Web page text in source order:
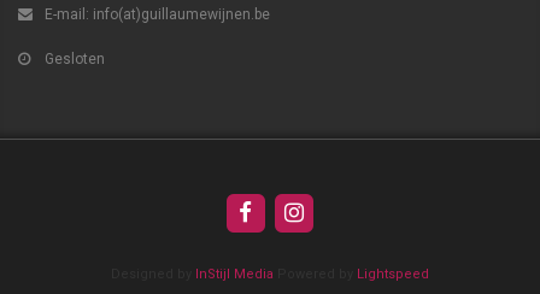
E-mail: info(at)guillaumewijnen.be
Gesloten
InStijl Media Lightspeed